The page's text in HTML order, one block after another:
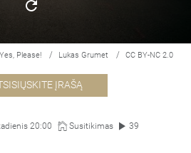
Yes, Please! / Lukas Grumet / CC BY-NC 2.0
ĮRAŠĄ
20:00 Susitikimas 39